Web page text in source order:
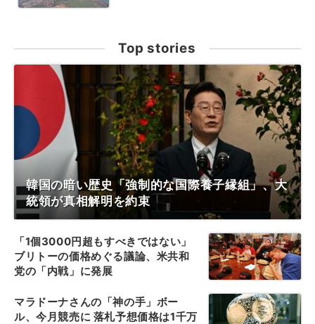
Top stories
韓国の暗い歴史「強制的な国際養子縁組」、大
統領が真相解明を約束
「1個3000円超もすべきではない」
ブリトーの価格めぐる議論、米共和
党の「内戦」に発展
マラドーナさんの「神の手」ボー
ル、今月競売に 落札予想価格は1千万